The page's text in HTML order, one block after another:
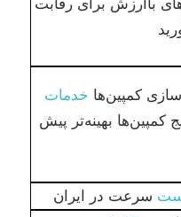
باارزش برای رقابت
کمپین‌ها خدمات
کمپین‌ها بهینه‌تر پیش
سرعت در ایران